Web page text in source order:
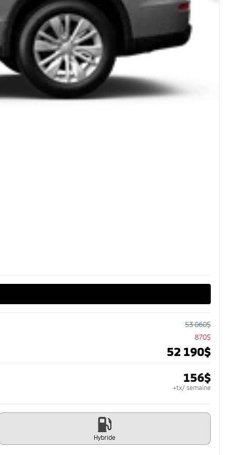
53 060$
870$
52 190$
156$
+tx/ semaine
Hybride